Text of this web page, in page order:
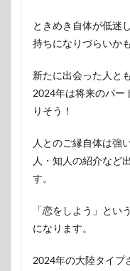
ときめき自体が低迷
持ちになりづらいかも
新たに出会った人と
2024年は将来のパー
りそう！
人とのご縁自体は強
人・知人の紹介など
す。
「恋をしよう」とい
になります。
2024年の大陸タイプ